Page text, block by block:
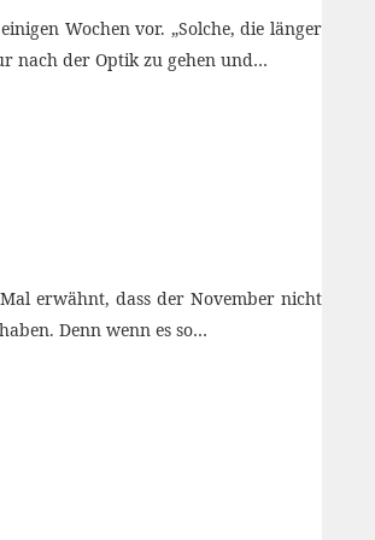
Wochen vor. „Solche, die länger
nach der Optik zu gehen und…
erwähnt, dass der November nicht
Denn wenn es so…